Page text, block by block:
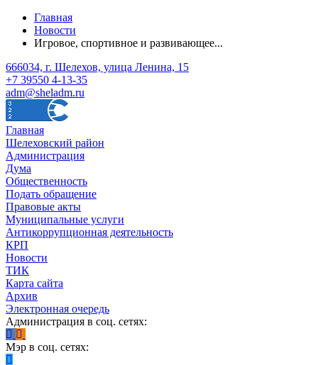
Главная
Новости
Игровое, спортивное и развивающее...
666034, г. Шелехов, улица Ленина, 15
+7 39550 4-13-35
adm@sheladm.ru
Главная
Шелеховский район
Администрация
Дума
Общественность
Подать обращение
Правовые акты
Муниципальные услуги
Антикоррупционная деятельность
КРП
Новости
ТИК
Карта сайта
Архив
Электронная очередь
Администрация в соц. сетях:
Мэр в соц. сетях: